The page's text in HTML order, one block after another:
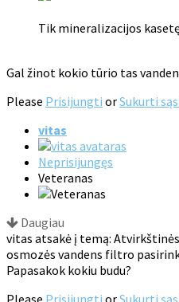
Tik mineralizacijos
Gal žinot kokio tūrio tas
Please Prisijungti orSukurti
vitas
Neprisijungęs
Veteranas
Daugiau
vitas atsakė į temą: Atvirkštinės
osmozės vandens filtro
Papasakok kokiu budu?